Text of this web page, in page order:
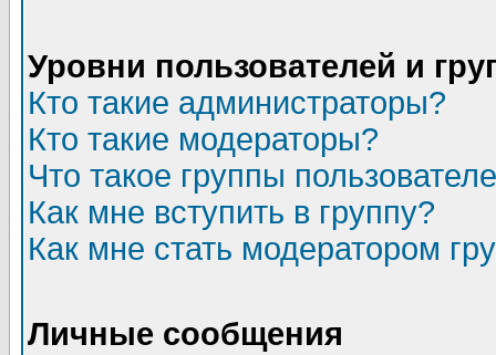
Уровни пользователей и
Кто такие администраторы?
Кто такие модераторы?
Что такое группы
Как мне вступить в группу?
Как мне стать модератором
Личные сообщения